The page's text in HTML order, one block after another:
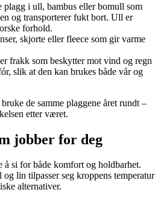
plagg i ull, bambus eller bomull som
og transporterer fukt bort. Ull er
forhold.
skjorte eller fleece som gir varme
frakk som beskytter mot vind og regn
slik at den kan brukes både vår og
de samme plaggene året rundt –
etter været.
jobber for deg
å si for både komfort og holdbarhet.
lin tilpasser seg kroppens temperatur
alternativer.